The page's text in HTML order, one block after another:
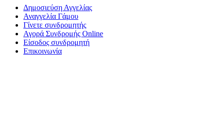
Δημοσιεύση Αγγελίας
Αναγγελία Γάμου
Γίνετε συνδρομητής
Αγορά Συνδρομής Online
Είσοδος συνδρομητή
Επικοινωνία